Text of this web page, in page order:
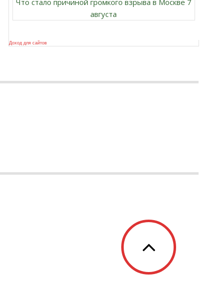
Что стало причиной громкого взрыва в Москве 7
августа
Доход для сайтов